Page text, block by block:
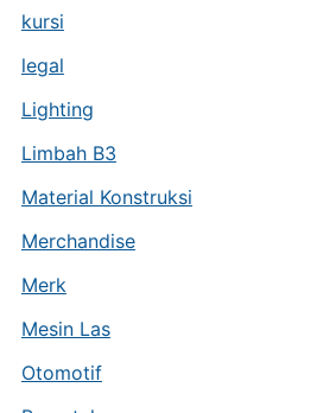
kursi
legal
Lighting
Limbah B3
Material Konstruksi
Merchandise
Merk
Mesin Las
Otomotif